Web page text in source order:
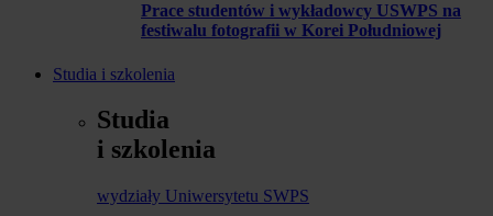
Prace studentów i wykładowcy USWPS na
festiwalu fotografii w Korei Południowej
Studia i szkolenia
Studia
i szkolenia
wydziały Uniwersytetu SWPS